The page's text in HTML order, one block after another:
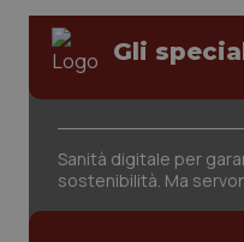
Gli
Sanità digitale per
sostenibilità. Ma